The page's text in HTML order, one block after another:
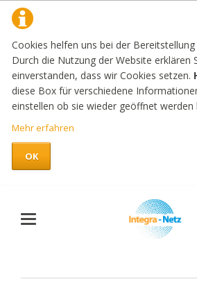
Cookies helfen uns bei der
Durch die Nutzung der Website erklären
einverstanden, dass wir Cookies setzen.
diese Box für verschiedene
einstellen ob sie wieder geöffnet werden
Mehr erfahren
OK